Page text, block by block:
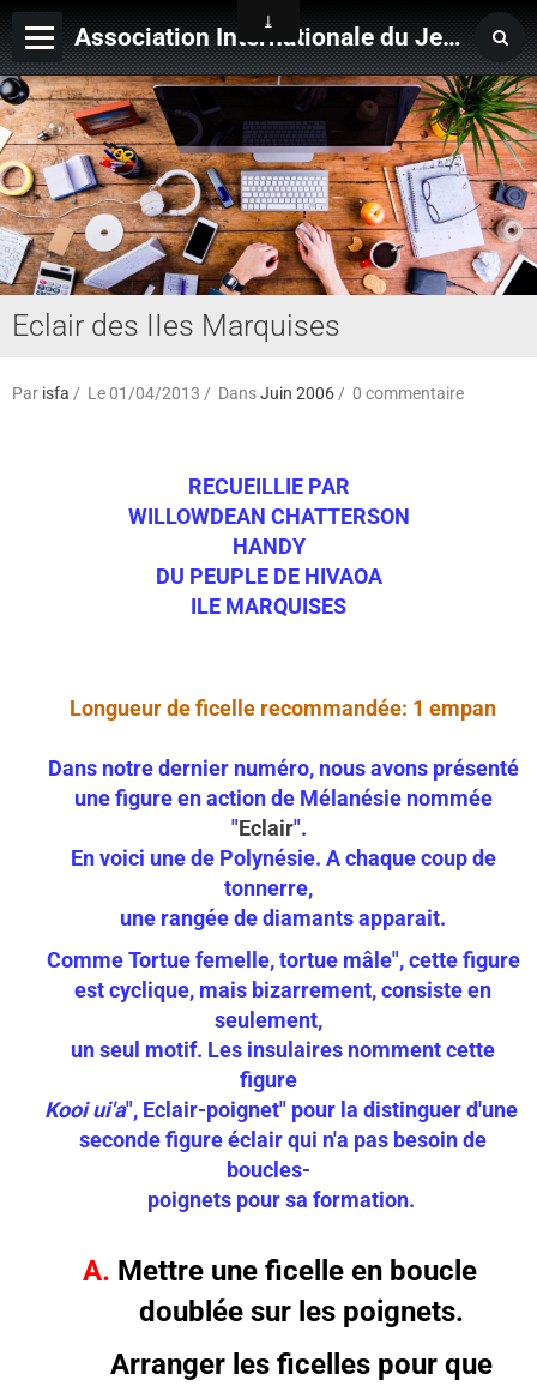
Association Internationale du Jeu de Ficelle
Page d'accueil
Derniers ajouts
Eclair des IIes Marquises
Par isfa Le 01/04/2013 DansJuin 2006 0 commentaire
RECUEILLIE PAR
WILLOWDEAN CHATTERSON
HANDY
DU PEUPLE DE HIVAOA
ILE MARQUISES
Longueur de ficelle recommandée: 1 empan
Dans notre dernier numéro, nous avons présenté
une figure en action de Mélanésie nommée
"Eclair".
En voici une de Polynésie. A chaque coup de
tonnerre,
une rangée de diamants apparait.
Comme Tortue femelle, tortue mâle", cette figure
est cyclique, mais bizarrement, consiste en
seulement,
un seul motif. Les insulaires nomment cette
figure
Kooi ui'a", Eclair-poignet" pour la distinguer d'une
seconde figure éclair qui n'a pas besoin de
boucles-
poignets pour sa formation.
A. Mettre une ficelle en boucle
doublée sur les poignets.
Arranger les ficelles pour que